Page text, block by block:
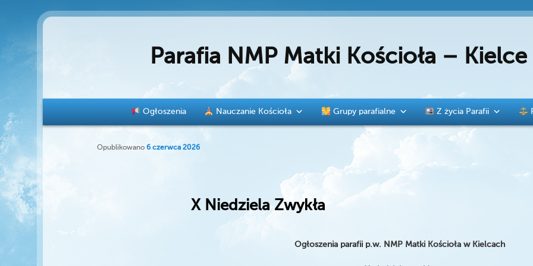
Parafia NMP Matki Kościoła –
Przeskocz do tekstu
Przeskocz do widgetów
Ogłoszenia Nauczanie Kościoła Grupy parafialne Z życia Parafii
X Niedziela Zwykła
Opublikowano6 czerwca 2026
Ogłoszenia parafii p.w. NMP Matki Kościoła w Kielcach